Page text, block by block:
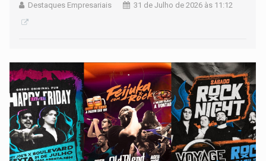
Destaques Empresariais 31 de Julho de 2026 às 11:12